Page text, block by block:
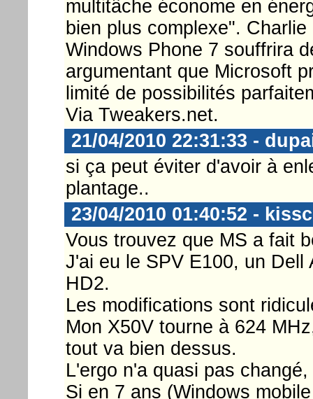
multitâche économe en
bien plus complexe".
Windows Phone 7 souffrira
argumentant que Microsoft
limité de possibilités
Via Tweakers.net.
21/04/2010 22:31:33 -
si ça peut éviter d'avoir à
plantage..
23/04/2010 01:40:52 -
Vous trouvez que MS a fait
J'ai eu le SPV E100, un Dell
HD2.
Les modifications sont
Mon X50V tourne à 624
tout va bien dessus.
L'ergo n'a quasi pas
Si en 7 ans (Windows